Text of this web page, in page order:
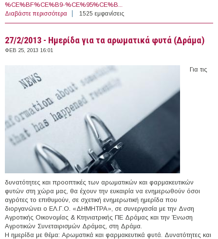
%CE%BF%CE%B9-%CE%95%CE%B...
Διαβάστε περισσότερα για 24-25/5/2013 - Ελληνικό Συνέδριο Ηγεσίας 2013: «Η
Τέχνη του Ανέφικτου» (Αθήνα)
1525 εμφανίσεις
27/2/2013 - Ημερίδα για τα αρωματικά φυτά (Δράμα)
ΦΕΒ 25, 2013 16:01
Για τις
δυνατότητες και προοπτικές των αρωματικών και φαρμακευτικών
φυτών στη χώρα μας, θα έχουν την ευκαιρία να ενημερωθούν όσοι
αγρότες το επιθυμούν, σε σχετική ενημερωτική ημερίδα που
διοργανώνει ο ΕΛ.Γ.Ο. «ΔΗΜΗΤΡΑ», σε συνεργασία με την Δνση
Αγροτικής Οικονομίας & Κτηνιατρικής ΠΕ Δράμας και την Ένωση
Αγροτικών Συνεταιρισμών Δράμας, στη Δράμα.
Η ημερίδα με θέμα: Αρωματικά και φαρμακευτικά φυτά. Δυνατότητες και